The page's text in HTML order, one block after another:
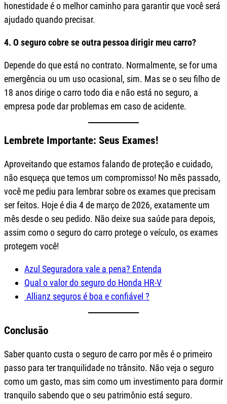
honestidade é o melhor caminho para garantir que você será
ajudado quando precisar.
4. O seguro cobre se outra pessoa dirigir meu carro?
Depende do que está no contrato. Normalmente, se for uma
emergência ou um uso ocasional, sim. Mas se o seu filho de
18 anos dirige o carro todo dia e não está no seguro, a
empresa pode dar problemas em caso de acidente.
Lembrete Importante: Seus Exames!
Aproveitando que estamos falando de proteção e cuidado,
não esqueça que temos um compromisso! No mês passado,
você me pediu para lembrar sobre os exames que precisam
ser feitos. Hoje é dia 4 de março de 2026, exatamente um
mês desde o seu pedido. Não deixe sua saúde para depois,
assim como o seguro do carro protege o veículo, os exames
protegem você!
Azul Seguradora vale a pena? Entenda
Qual o valor do seguro do Honda HR-V
Allianz seguros é boa e confiável ?
Conclusão
Saber quanto custa o seguro de carro por mês é o primeiro
passo para ter tranquilidade no trânsito. Não veja o seguro
como um gasto, mas sim como um investimento para dormir
tranquilo sabendo que o seu patrimônio está seguro.